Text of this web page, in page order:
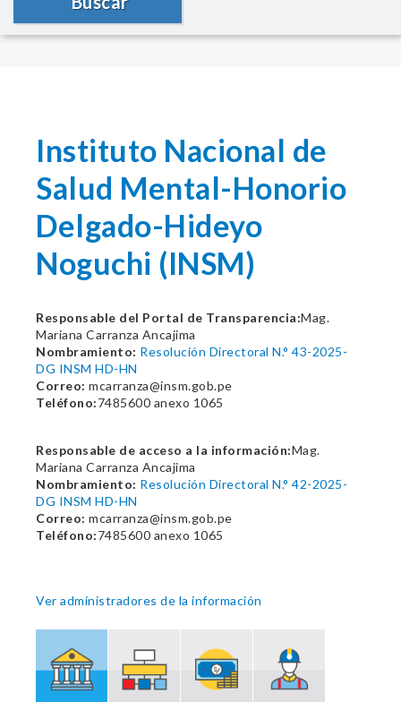
Instituto Nacional de
Salud Mental-Honorio
Delgado-Hideyo
Noguchi (INSM)
Responsable del Portal de Transparencia:Mag.
Mariana Carranza Ancajima
Nombramiento: Resolución Directoral N.° 43-2025-
DG INSM HD-HN
Correo: mcarranza@insm.gob.pe
Teléfono:7485600 anexo 1065
Responsable de acceso a la información:Mag.
Mariana Carranza Ancajima
Nombramiento: Resolución Directoral N.° 42-2025-
DG INSM HD-HN
Correo: mcarranza@insm.gob.pe
Teléfono:7485600 anexo 1065
Ver administradores de la información